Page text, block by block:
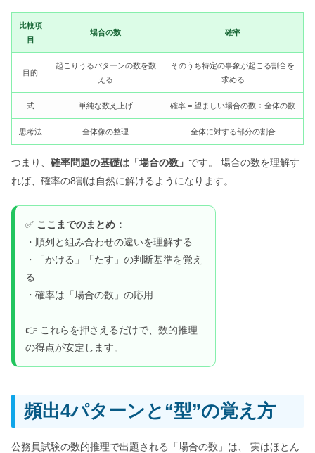
比較項
目
場合の数 確率
目的
起こりうるパターンの数を数
える
そのうち特定の事象が起こる割合を
求める
式 単純な数え上げ 確率 = 望ましい場合の数 ÷ 全体の数
思考法 全体像の整理 全体に対する部分の割合
つまり、 確率問題の基礎は「場合の数」 です。 場合の数を理解す
れば、確率の8割は自然に解けるようになります。
✅ ここまでのまとめ：
・順列と組み合わせの違いを理解する
・「かける」「たす」の判断基準を覚え
る
・確率は「場合の数」の応用
👉 これらを押さえるだけで、数的推理
の得点が安定します。
頻出4パターンと“型”の覚え方
公務員試験の数的推理で出題される「場合の数」は、 実はほとん